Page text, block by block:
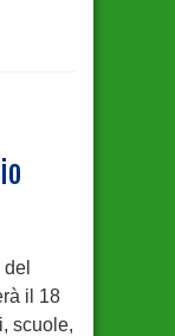
il 18
scuole,